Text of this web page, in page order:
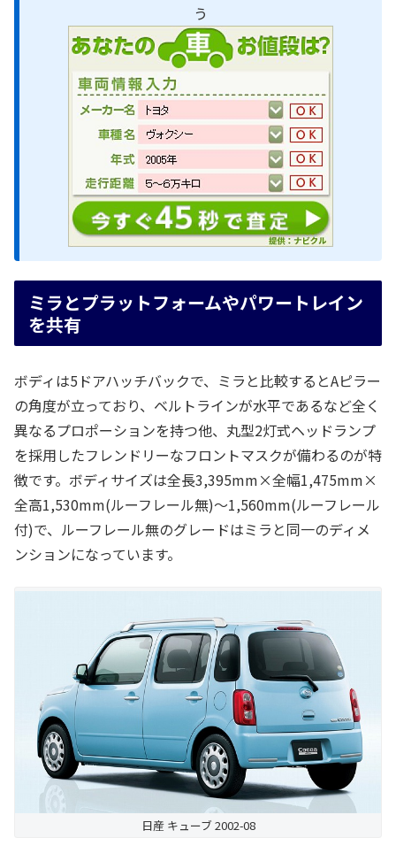
う
ミラとプラットフォームやパワートレイン
を共有
ボディは5ドアハッチバックで、ミラと比較するとAピラー
の角度が立っており、ベルトラインが水平であるなど全く
異なるプロポーションを持つ他、丸型2灯式ヘッドランプ
を採用したフレンドリーなフロントマスクが備わるのが特
徴です。ボディサイズは全長3,395mm×全幅1,475mm×
全高1,530mm(ルーフレール無)～1,560mm(ルーフレール
付)で、ルーフレール無のグレードはミラと同一のディメ
ンションになっています。
日産 キューブ 2002-08